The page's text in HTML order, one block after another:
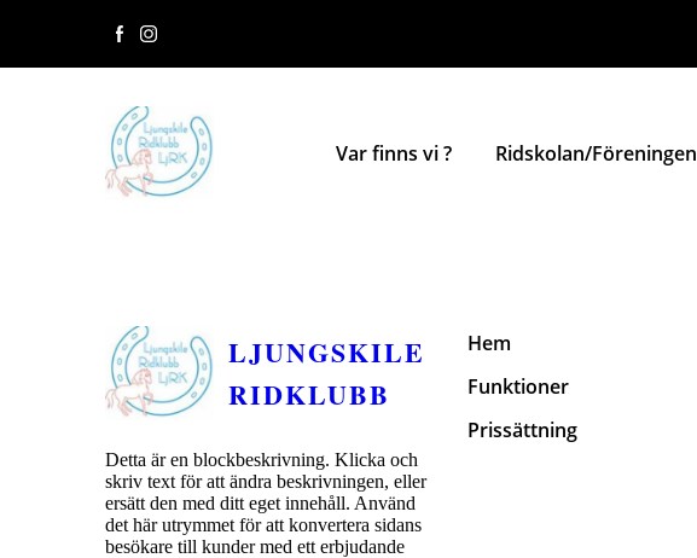
Var finns vi ? Ridskolan/Föreningen
LJUNGSKILE
RIDKLUBB
Detta är en blockbeskrivning. Klicka och
skriv text för att ändra beskrivningen, eller
ersätt den med ditt eget innehåll. Använd
det här utrymmet för att konvertera sidans
besökare till kunder med ett erbjudande
Hem
Funktioner
Prissättning